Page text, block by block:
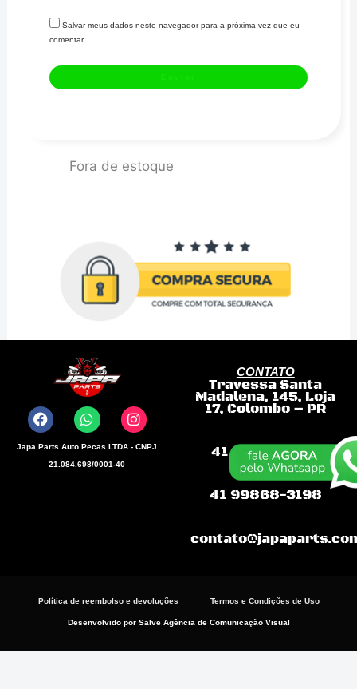
Salvar meus dados neste navegador para a próxima vez que eu
comentar.
Fora de estoque
a
c
e
b
W
h
a
t
s
a
n
s
t
a
Japa Parts Auto Pecas LTDA - CNPJ
21.084.698/0001-40
CONTATO
Travessa Santa
Madalena, 145, Loja
17, Colombo – PR
41 99681.9445
41 99868-3198
Política de reembolso e devoluções Termos e Condições de Uso
Desenvolvido por Salve Agência de Comunicação Visual